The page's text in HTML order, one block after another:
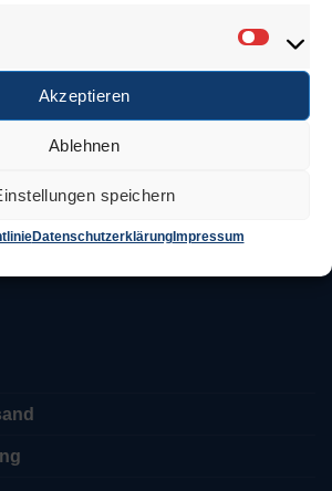
Akzeptieren
Ablehnen
speichern
DatenschutzerklärungImpressum
35
koeln.de